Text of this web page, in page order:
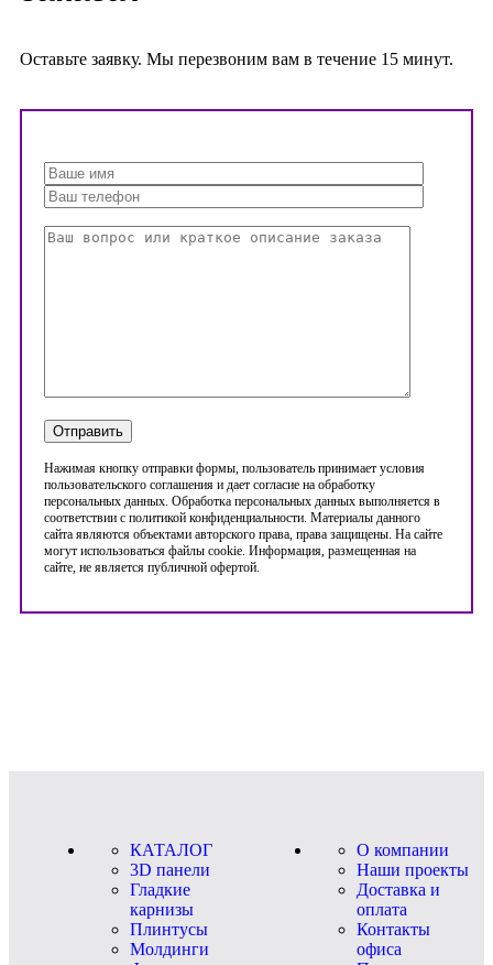
Оставьте заявку. Мы перезвоним вам в течение 15 минут.
Нажимая кнопку отправки формы, пользователь принимает условия
пользовательского соглашения и дает согласие на обработку
персональных данных. Обработка персональных данных выполняется в
соответствии с политикой конфиденциальности. Материалы данного
сайта являются объектами авторского права, права защищены. На сайте
могут использоваться файлы cookie. Информация, размещенная на
сайте, не является публичной офертой.
КАТАЛОГ
3D панели
Гладкие
карнизы
Плинтусы
Молдинги
О компании
Наши проекты
Доставка и
оплата
Контакты
офиса